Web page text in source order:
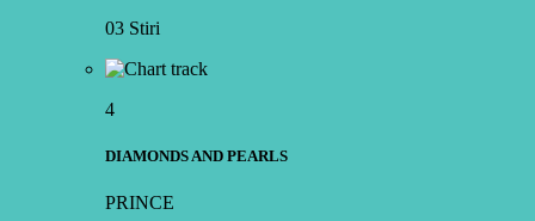
03 Stiri
4
DIAMONDS AND PEARLS
PRINCE